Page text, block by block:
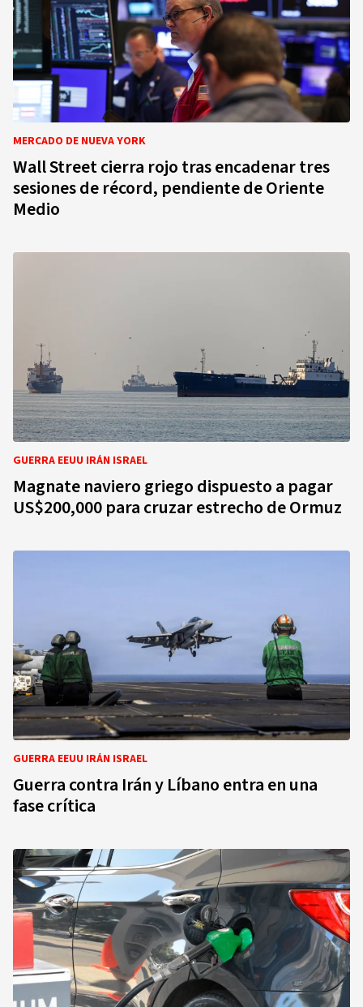
MERCADO DE NUEVA YORK
Wall Street cierra rojo tras encadenar tres
sesiones de récord, pendiente de Oriente
Medio
GUERRA EEUU IRÁN ISRAEL
Magnate naviero griego dispuesto a pagar
US$200,000 para cruzar estrecho de Ormuz
GUERRA EEUU IRÁN ISRAEL
Guerra contra Irán y Líbano entra en una
fase crítica